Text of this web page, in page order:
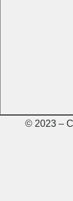
© 2023 –